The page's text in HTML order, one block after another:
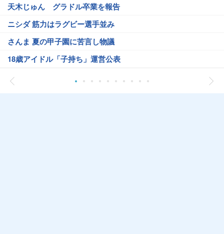
天木じゅん グラドル卒業を報告
ニシダ 筋力はラグビー選手並み
さんま 夏の甲子園に苦言し物議
18歳アイドル「子持ち」運営公表